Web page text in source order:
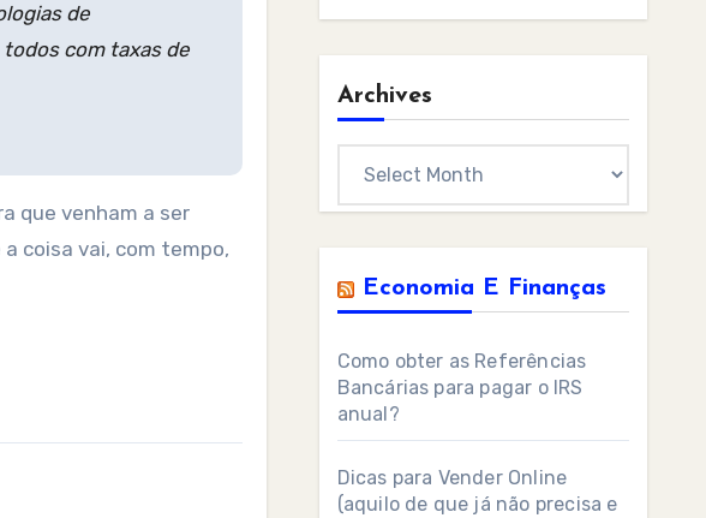
de
todos com taxas de
que venham a ser
coisa vai, com tempo,
Archives
Economia E Finanças
Como obter as Referências
Bancárias para pagar o IRS
anual?
Dicas para Vender Online
(aquilo de que já não precisa e